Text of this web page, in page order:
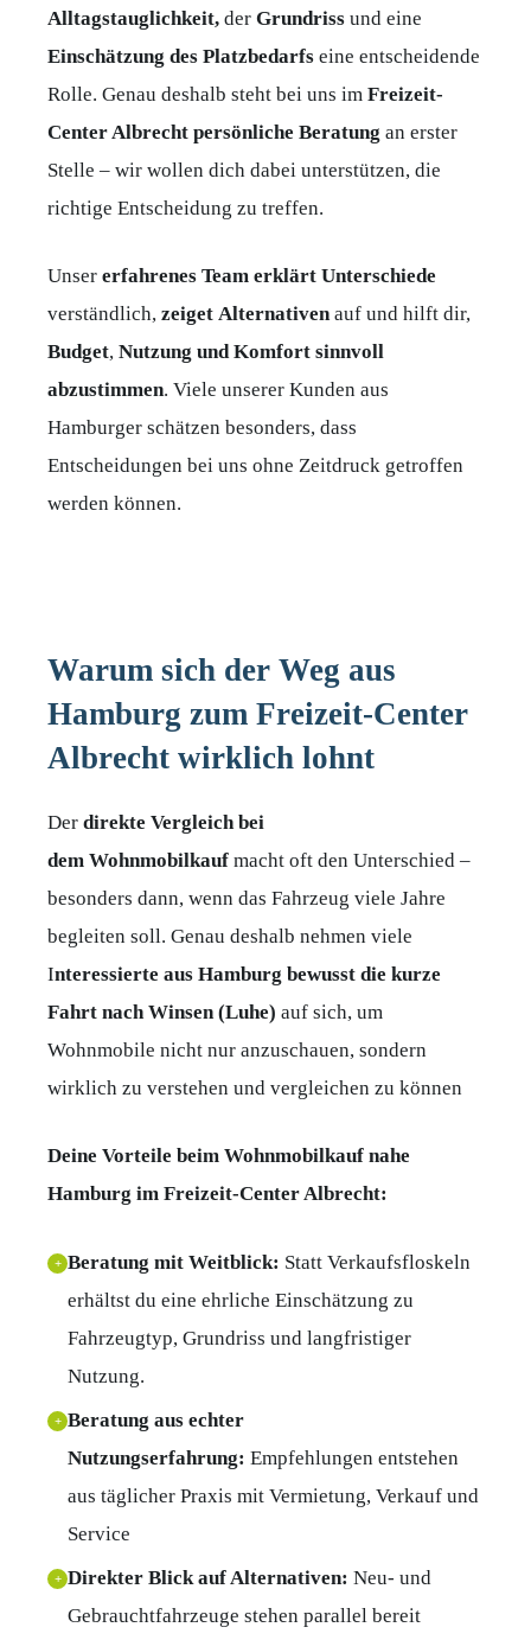
Alltagstauglichkeit, der Grundriss und eine
Einschätzung des Platzbedarfs eine entscheidende
Rolle. Genau deshalb steht bei uns im Freizeit-
Center Albrecht persönliche Beratung an erster
Stelle – wir wollen dich dabei unterstützen, die
richtige Entscheidung zu treffen.
Unser erfahrenes Team erklärt Unterschiede
verständlich, zeiget Alternativenauf und hilft dir,
Budget, Nutzung und Komfort sinnvoll
abzustimmen. Viele unserer Kunden aus
Hamburger schätzen besonders, dass
Entscheidungen bei uns ohne Zeitdruck getroffen
werden können.
Warum sich der Weg aus
Hamburg zum Freizeit-Center
Albrecht wirklich lohnt
Der direkte Vergleich bei
dem Wohnmobilkauf macht oft den Unterschied –
besonders dann, wenn das Fahrzeug viele Jahre
begleiten soll. Genau deshalb nehmen viele
Interessierte aus Hamburg bewusst die kurze
Fahrt nach Winsen (Luhe) auf sich, um
Wohnmobile nicht nur anzuschauen, sondern
wirklich zu verstehen und vergleichen zu können
Deine Vorteile beim Wohnmobilkauf nahe
Hamburg im Freizeit-Center Albrecht:
+ Beratung mit Weitblick: Statt Verkaufsfloskeln
erhältst du eine ehrliche Einschätzung zu
Fahrzeugtyp, Grundriss und langfristiger
Nutzung.
+ Beratung aus echter
Nutzungserfahrung: Empfehlungen entstehen
aus täglicher Praxis mit Vermietung, Verkauf und
Service
+ Direkter Blick auf Alternativen: Neu- und
Gebrauchtfahrzeuge stehen parallel bereit